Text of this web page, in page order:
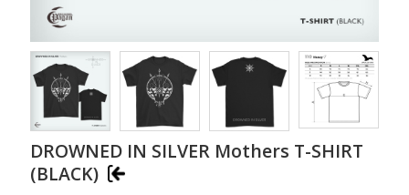
DROWNED IN SILVER Mothers T-SHIRT
(BLACK)